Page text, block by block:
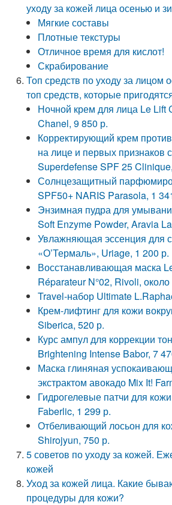
уходу за кожей лица осенью и
Мягкие составы
Плотные текстуры
Отличное время для кислот!
Скрабирование
Топ средств по уходу за лицом
топ средств, которые
Ночной крем для лица Le Lift
Chanel, 9 850 р.
Корректирующий крем
на лице и первых признаков
Superdefense SPF 25
Солнцезащитный
SPF50+ NARIS Parasola, 1
Энзимная пудра для
Soft Enzyme Powder, Aravia
Увлажняющая эссенция для
«О’Термаль», Uriage, 1 200 р.
Восстанавливающая маска
Réparateur N°02, Rivoli,
Travel-набор Ultimate
Крем-лифтинг для кожи
Siberica, 520 р.
Курс ампул для коррекции
Brightening Intense Babor, 7
Маска глиняная
экстрактом авокадо Mix It!
Гидрогелевые патчи для кожи
Faberlic, 1 299 р.
Отбеливающий лосьон для
Shirojyun, 750 р.
5 советов по уходу за кожей.
кожей
Уход за кожей лица. Какие
процедуры для кожи?